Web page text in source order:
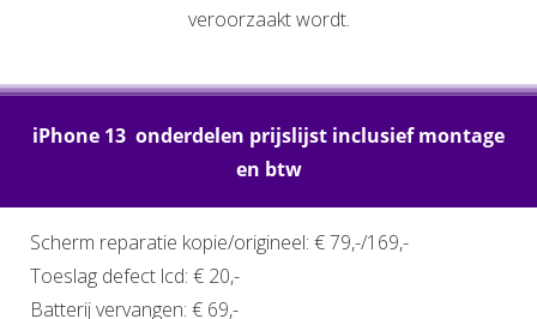
veroorzaakt wordt.
iPhone 13 onderdelen prijslijst inclusief montage
en btw
Scherm reparatie kopie/origineel: € 79,-/169,-
Toeslag defect lcd: € 20,-
Batterij vervangen: € 69,-